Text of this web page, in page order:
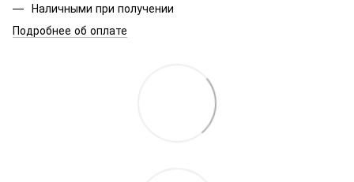
Наличными при получении
Подробнее об оплате